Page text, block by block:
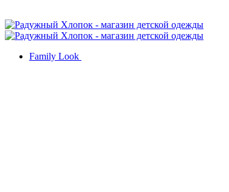
Family Look